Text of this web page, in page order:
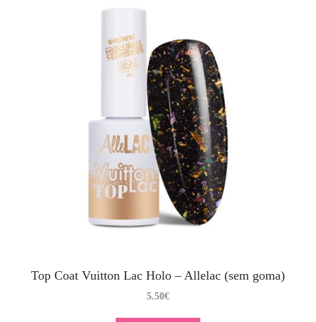
Top Coat Vuitton Lac Holo – Allelac (sem goma)
5.50€